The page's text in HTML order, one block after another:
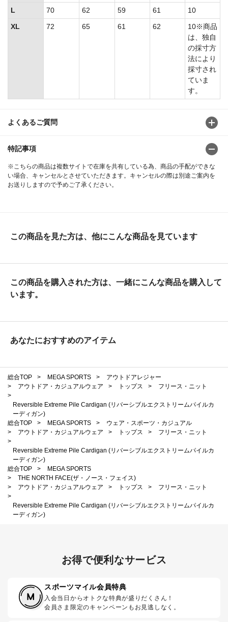
よくあるご質問
特記事項
※こちらの商品は複数サイトで在庫を共有している為、商品の手配ができな
い場合、キャンセルとさせていただきます。キャンセルの際は別途ご案内を
お送りしますので予めご了承ください。
L 70 62 59 61
10
XL
72 65 61 62
10※商品
は、独自
の採寸方
法により
採寸され
ていま
す。
この商品を見た方は、他にこんな商品を見ています
この商品を購入された方は、一緒にこんな商品を購入して
います。
あなたにおすすめのアイテム
総合TOP > MEGA SPORTS >
アウトドアレジャー
>
アウトドア・カジュアルウェア > トップス >
フリース・ニット
>
Reversible Extreme Pile Cardigan (リバーシブルエクストリームパイルカ
ーディガン)
総合TOP
> MEGA SPORTS >
ウェア・スポーツ・カジュアル
>
アウトドア・カジュアルウェア > トップス >
フリース・ニット
>
Reversible Extreme Pile Cardigan (リバーシブルエクストリームパイルカ
ーディガン)
総合TOP
>
MEGA SPORTS
>
THE NORTH FACE(ザ・ノース・フェイス)
>
アウトドア・カジュアルウェア > トップス >
フリース・ニット
>
Reversible Extreme Pile Cardigan (リバーシブルエクストリームパイルカ
ーディガン)
お得で便利なサービス
スポーツマイル会員特典
入会当日からオトクな特典が盛りだくさん！
会員さま限定のキャンペーンもお見逃しなく。